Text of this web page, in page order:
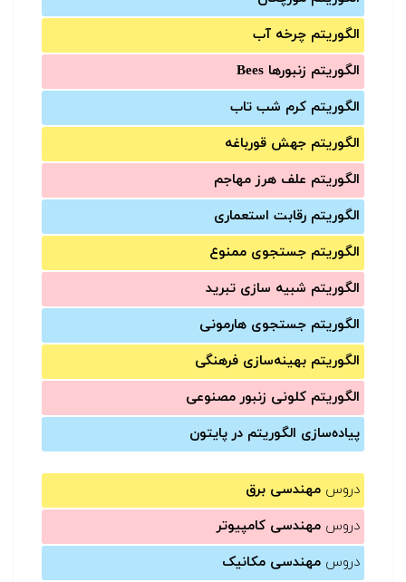
الگوریتم چرخه آب
الگوریتم زنبورها Bees
الگوریتم کرم شب تاب
الگوریتم جهش قورباغه
الگوریتم علف هرز مهاجم
الگوریتم رقابت استعماری
الگوریتم جستجوی ممنوع
الگوریتم شبیه سازی تبرید
الگوریتم جستجوی هارمونی
الگوریتم بهینه‌سازی فرهنگی
الگوریتم کلونی زنبور مصنوعی
پیاده‌سازی الگوریتم در پایتون
دروس مهندسی برق
دروس مهندسی کامپیوتر
دروس مهندسی مکانیک